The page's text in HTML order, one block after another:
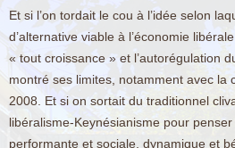
Et si l’on tordait le cou à l’idée selon
d’alternative viable à l’économie
« tout croissance » et l’autorégulation
montré ses limites, notamment avec la
2008. Et si on sortait du traditionnel
libéralisme-Keynésianisme pour
performante et sociale, dynamique et